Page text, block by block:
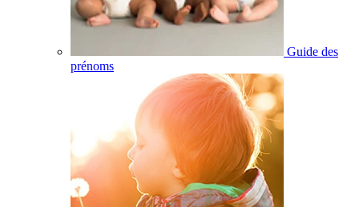
Guide des
prénoms